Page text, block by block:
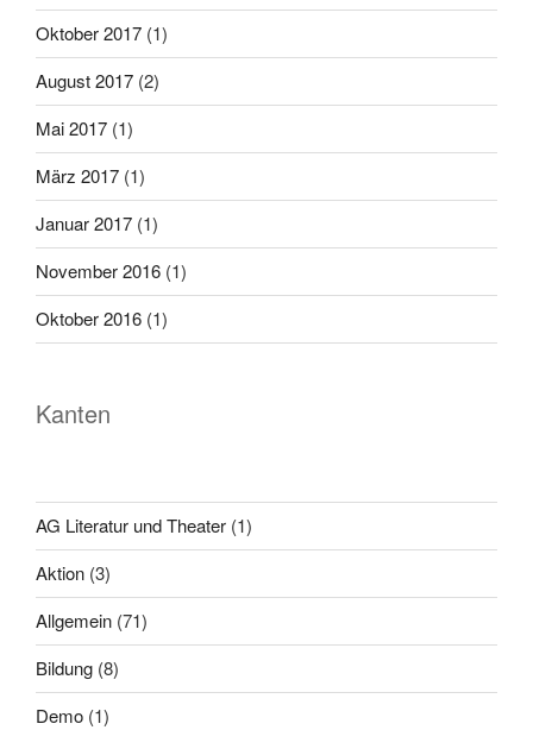
Oktober 2017 (1)
August 2017 (2)
Mai 2017 (1)
März 2017 (1)
Januar 2017 (1)
November 2016 (1)
Oktober 2016 (1)
Kanten
AG Literatur und Theater (1)
Aktion (3)
Allgemein (71)
Bildung (8)
Demo (1)